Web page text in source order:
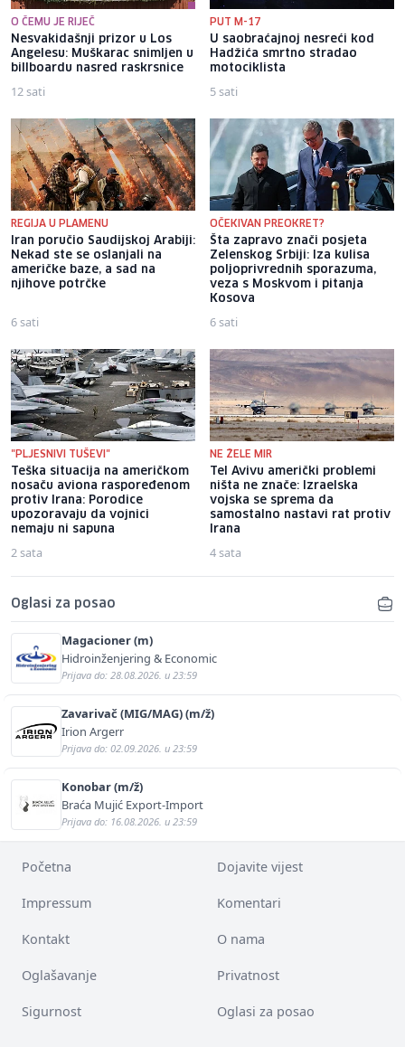
O ČEMU JE RIJEČ
Nesvakidašnji prizor u Los
Angelesu: Muškarac snimljen u
billboardu nasred raskrsnice
12 sati
PUT M-17
U saobraćajnoj nesreći kod
Hadžića smrtno stradao
motociklista
5 sati
REGIJA U PLAMENU
Iran poručio Saudijskoj Arabiji:
Nekad ste se oslanjali na
američke baze, a sad na
njihove potrčke
6 sati
OČEKIVAN PREOKRET?
Šta zapravo znači posjeta
Zelenskog Srbiji: Iza kulisa
poljoprivrednih sporazuma,
veza s Moskvom i pitanja
Kosova
6 sati
"PLJESNIVI TUŠEVI"
Teška situacija na američkom
nosaču aviona raspoređenom
protiv Irana: Porodice
upozoravaju da vojnici
nemaju ni sapuna
2 sata
NE ŽELE MIR
Tel Avivu američki problemi
ništa ne znače: Izraelska
vojska se sprema da
samostalno nastavi rat protiv
Irana
4 sata
Oglasi za posao
Magacioner (m)
Hidroinženjering & Economic
Prijava do: 28.08.2026. u 23:59
Zavarivač (MIG/MAG) (m/ž)
Irion Argerr
Prijava do: 02.09.2026. u 23:59
Konobar (m/ž)
Braća Mujić Export-Import
Prijava do: 16.08.2026. u 23:59
Početna Dojavite vijest
Impressum Komentari
Kontakt O nama
Oglašavanje Privatnost
Sigurnost Oglasi za posao